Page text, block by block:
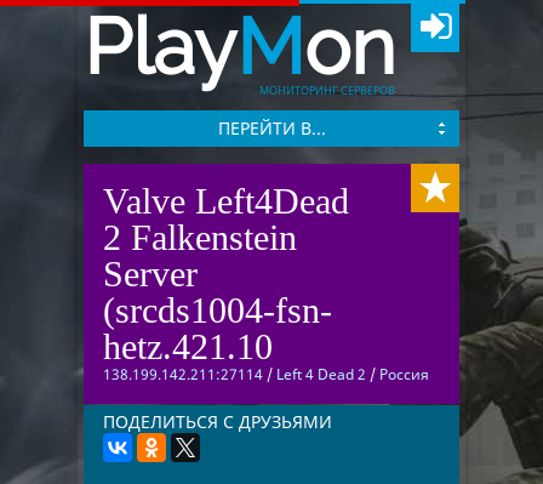
PlayMon
МОНИТОРИНГ СЕРВЕРОВ
ПЕРЕЙТИ В...
Valve Left4Dead
2 Falkenstein
Server
(srcds1004-fsn-
hetz.421.10
138.199.142.211:27114 / Left 4 Dead 2 / Россия
ПОДЕЛИТЬСЯ С ДРУЗЬЯМИ